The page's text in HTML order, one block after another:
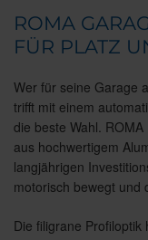
ROMA
FÜR PLATZ
Wer für seine Garage
trifft mit einem
die beste Wahl.
aus hochwertigem
langjährigen
motorisch bewegt und
Die filigrane